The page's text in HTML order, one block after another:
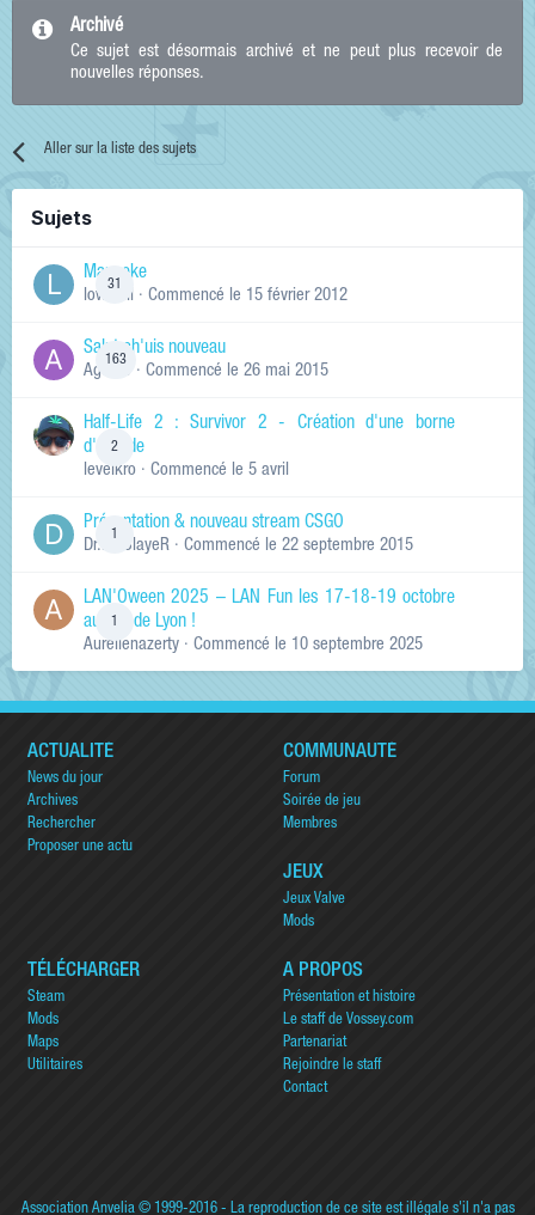
Archivé
Ce sujet est désormais archivé et ne peut plus recevoir de
nouvelles réponses.
Aller sur la liste des sujets
Sujets
31
Manneke
lowskill · Commencé le 15 février 2012
163
Salut ch'uis nouveau
Ag0Nie · Commencé le 26 mai 2015
2
Half-Life 2 : Survivor 2 - Création d'une borne
d'arcade
levelkro · Commencé le 5 avril
Présentation & nouveau stream CSGO
Dr.KinSlayeR · Commencé le 22 septembre 2015
LAN'Oween 2025 – LAN Fun les 17-18-19 octobre
au sud de Lyon !
Aurelienazerty · Commencé le 10 septembre 2025
ACTUALITÉ
News du jour
Archives
Rechercher
Proposer une actu
COMMUNAUTÉ
Forum
Soirée de jeu
Membres
JEUX
Jeux Valve
Mods
TÉLÉCHARGER
Steam
Mods
Maps
Utilitaires
A PROPOS
Présentation et histoire
Le staff de Vossey.com
Partenariat
Rejoindre le staff
Contact
Association Anvelia© 1999-2016 - La reproduction de ce site est illégale s'il n'a pas